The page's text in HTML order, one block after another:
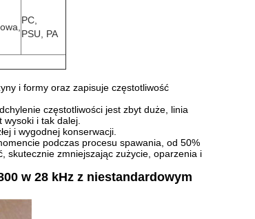
PC,
PSU, PA
i formy oraz zapisuje częstotliwość
częstotliwości jest zbyt duże, linia
i tak dalej.
i wygodnej konserwacji.
podczas procesu spawania, od 50%
skutecznie zmniejszając zużycie, oparzenia i
w 28 kHz z niestandardowym